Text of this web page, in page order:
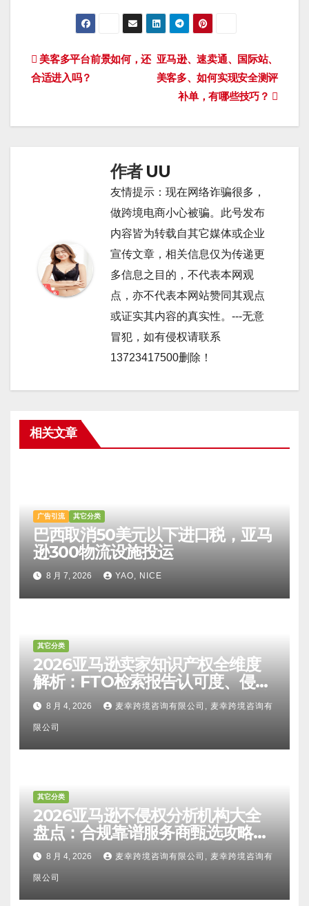
文
章
导
亚马逊、速卖通、国际站、
美客多、如何实现安全测评
补单，有哪些技巧？
美客多平台前景如何，还
合适进入吗？
作者 UU
友情提示：现在网络诈骗很多，
做跨境电商小心被骗。此号发布
内容皆为转载自其它媒体或企业
宣传文章，相关信息仅为传递更
多信息之目的，不代表本网观
点，亦不代表本网站赞同其观点
或证实其内容的真实性。---无意
冒犯，如有侵权请联系
13723417500删除！
相关文章
广告引流 其它分类
巴西取消50美元以下进口税，亚马
逊300物流设施投运
8 月 7, 2026 YAO, NICE
其它分类
2026亚马逊卖家知识产权全维度
解析：FTO检索报告认可度、侵权
比对区别、TRO应诉方法及服务商
甄选避坑全攻略
8 月 4, 2026 麦幸跨境咨询有限公司, 麦幸跨境咨询有
限公司
其它分类
2026亚马逊不侵权分析机构大全
盘点：合规靠谱服务商甄选攻略、
避坑FAQ及标杆机构实力详解
8 月 4, 2026 麦幸跨境咨询有限公司, 麦幸跨境咨询有
限公司